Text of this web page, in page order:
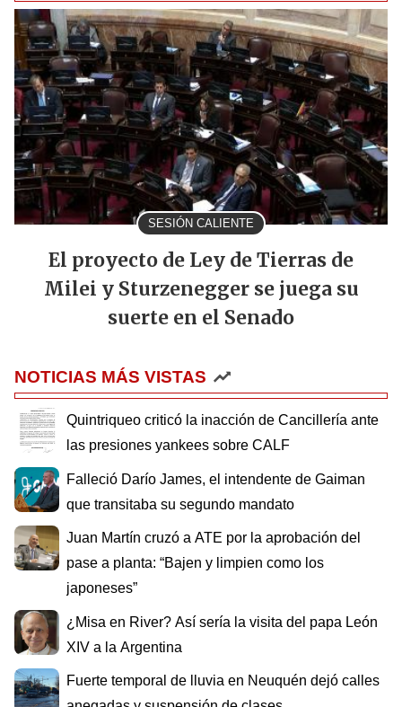
SESIÓN CALIENTE
El proyecto de Ley de Tierras de
Milei y Sturzenegger se juega su
suerte en el Senado
NOTICIAS MÁS VISTAS
Quintriqueo criticó la inacción de Cancillería ante
las presiones yankees sobre CALF
Falleció Darío James, el intendente de Gaiman
que transitaba su segundo mandato
Juan Martín cruzó a ATE por la aprobación del
pase a planta: “Bajen y limpien como los
japoneses”
¿Misa en River? Así sería la visita del papa León
XIV a la Argentina
Fuerte temporal de lluvia en Neuquén dejó calles